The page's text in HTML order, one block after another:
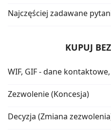
Najczęściej zadawane
KUPUJ
WIF, GIF - dane kontaktowe,
Zezwolenie (Koncesja)
Decyzja (Zmiana